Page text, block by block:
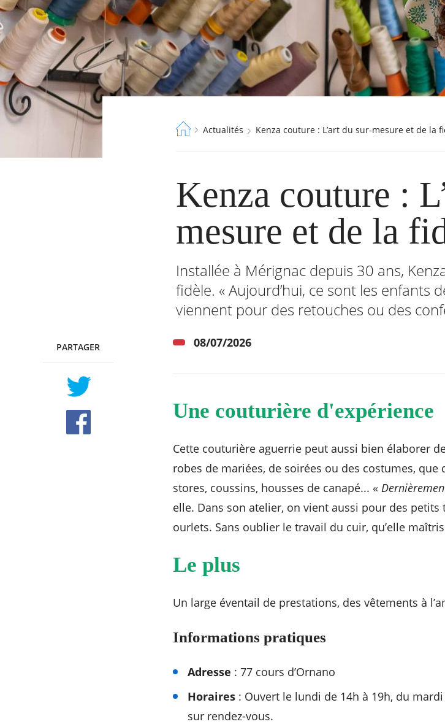
Fil
Actualités Kenza couture : L’art du sur-mesure et de la
Kenza couture :
mesure et de la
Installée à Mérignac depuis 30 ans,
fidèle. « Aujourd’hui, ce sont les enfants
viennent pour des retouches ou des
PARTAGER
TWITTER
FACEBOOK
08/07/2026
Une couturière d'expérience
Cette couturière aguerrie peut aussi bien élaborer
robes de mariées, de soirées ou des costumes, que
stores, coussins, housses de canapé... «
elle. Dans son atelier, on vient aussi pour des
ourlets. Sans oublier le travail du cuir, qu’elle
Le plus
Un large éventail de prestations, des vêtements à
Informations pratiques
Adresse : 77 cours d’Ornano
Horaires: Ouvert le lundi de 14h à 19h, du
sur rendez-vous.